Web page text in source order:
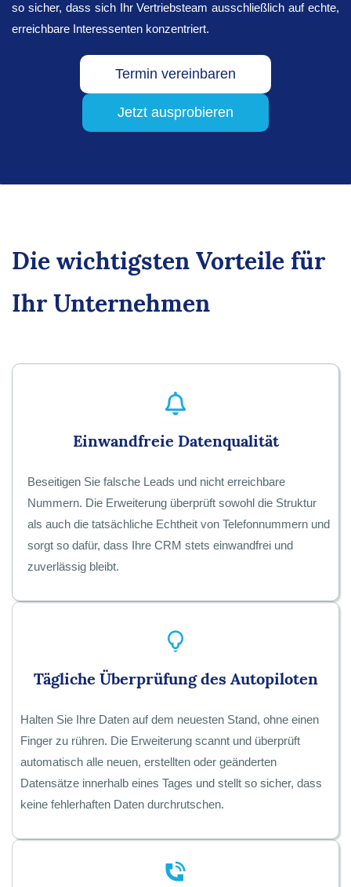
so sicher, dass sich Ihr Vertriebsteam ausschließlich auf echte,
erreichbare Interessenten konzentriert.
Termin vereinbaren
Jetzt ausprobieren
Die wichtigsten Vorteile für
Ihr Unternehmen
Einwandfreie Datenqualität
Beseitigen Sie falsche Leads und nicht erreichbare
Nummern. Die Erweiterung überprüft sowohl die Struktur
als auch die tatsächliche Echtheit von Telefonnummern und
sorgt so dafür, dass Ihre CRM stets einwandfrei und
zuverlässig bleibt.
Tägliche Überprüfung des Autopiloten
Halten Sie Ihre Daten auf dem neuesten Stand, ohne einen
Finger zu rühren. Die Erweiterung scannt und überprüft
automatisch alle neuen, erstellten oder geänderten
Datensätze innerhalb eines Tages und stellt so sicher, dass
keine fehlerhaften Daten durchrutschen.